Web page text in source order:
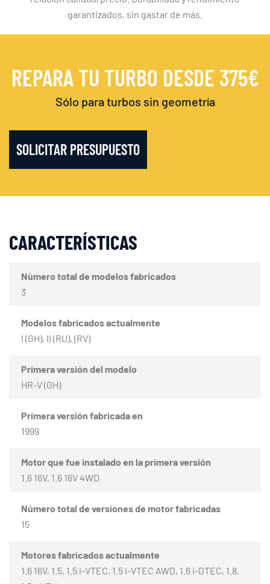
garantizados, sin gastar de más.
REPARA TU TURBO DESDE 375€
Sólo para turbos sin geometría
SOLICITAR PRESUPUESTO
CARACTERÍSTICAS
Número total de modelos fabricados
3
Modelos fabricados actualmente
I (GH), II (RU), (RV)
Primera versión del modelo
HR-V (GH)
Primera versión fabricada en
1999
Motor que fue instalado en la primera versión
1.6 16V, 1.6 16V 4WD
Número total de versiones de motor fabricadas
15
Motores fabricados actualmente
1.6 16V, 1.5, 1.5 i-VTEC, 1.5 i-VTEC AWD, 1.6 i-DTEC, 1.8,